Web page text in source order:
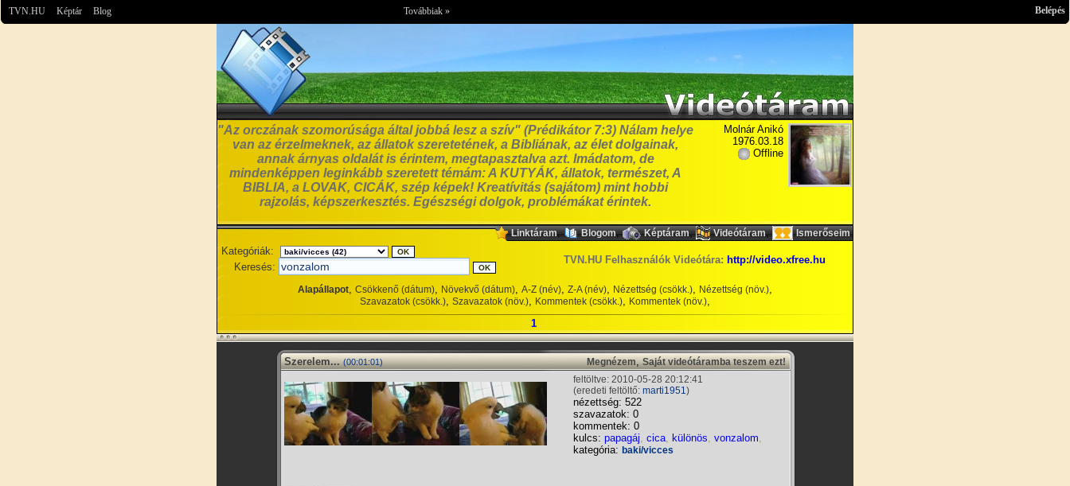
TVN.HU Képtár Blog Továbbiak » Belépés
"Az orczának szomorúsága által jobbá lesz a szív" (Prédikátor 7:3) Nálam helye
van az érzelmeknek, az állatok szeretetének, a Bibliának, az élet dolgainak,
annak árnyas oldalát is érintem, megtapasztalva azt. Imádatom, de
mindenképpen leginkább szeretett témám: A KUTYÁK, állatok, természet, A
BIBLIA, a LOVAK, CICÁK, szép képek! Kreatívitás (sajátom) mint hobbi
rajzolás, képszerkesztés. Egészségi dolgok, problémákat érintek.
Molnár Anikó
1976.03.18
Offline
Linktáram, Blogom, Képtáram, Videótáram, Ismerőseim
Kategóriák:
Keresés:
TVN.HU Felhasználók Videótára: http://video.xfree.hu
Alapállapot, Csökkenő (dátum), Növekvő (dátum), A-Z (név), Z-A (név), Nézettség (csökk.), Nézettség (növ.),
Szavazatok (csökk.), Szavazatok (növ.), Kommentek (csökk.), Kommentek (növ.),
1
Szerelem... (00:01:01) Megnézem,Saját videótáramba teszem ezt!
feltöltve: 2010-05-28 20:12:41
(eredeti feltöltő: marti1951)
nézettség: 522
szavazatok: 0
kommentek: 0
kulcs: papagáj, cica, különös, vonzalom,
kategória: baki/vicces